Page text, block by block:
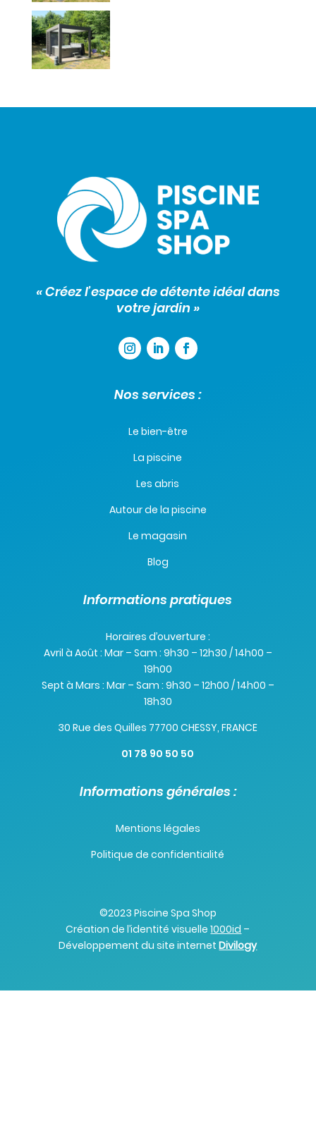
« Créez l’espace de détente idéal dans
votre jardin »
Nos services :
Le bien-être
La piscine
Les abris
Autour de la piscine
Le magasin
Blog
Informations pratiques
Horaires d’ouverture :
Avril à Août : Mar – Sam : 9h30 – 12h30 / 14h00 –
19h00
Sept à Mars : Mar – Sam : 9h30 – 12h00 / 14h00 –
18h30
30 Rue des Quilles 77700 CHESSY, FRANCE
01 78 90 50 50
Informations générales :
Mentions légales
Politique de confidentialité
©2023 Piscine Spa Shop
Création de l’identité visuelle1000id –
Développement du site internetDivilogy